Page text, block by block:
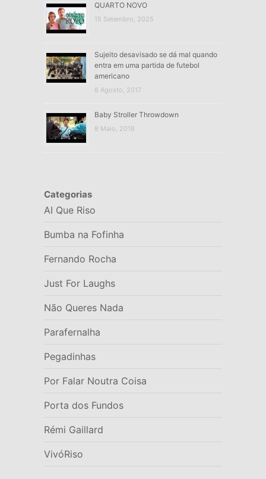
QUARTO NOVO
15 Setembro, 2025
Sujeito desavisado se dá mal quando
entra em uma partida de futebol
americano
8 Agosto, 2017
Baby Stroller Throwdown
8 Maio, 2018
Categorias
AI Que Riso
Bumba na Fofinha
Fernando Rocha
Just For Laughs
Não Queres Nada
Parafernalha
Pegadinhas
Por Falar Noutra Coisa
Porta dos Fundos
Rémi Gaillard
VivóRiso